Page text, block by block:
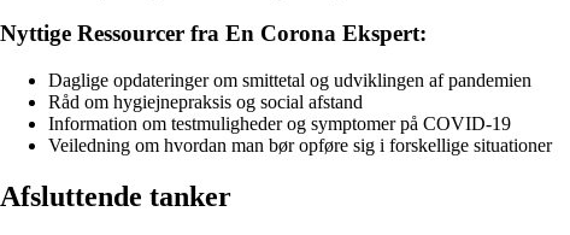
Nyttige Ressourcer fra En Corona Ekspert:
Daglige opdateringer om smittetal og udviklingen af pandemien
Råd om hygiejnepraksis og social afstand
Information om testmuligheder og symptomer på COVID-19
Veiledning om hvordan man bør opføre sig i forskellige situationer
Afsluttende tanker